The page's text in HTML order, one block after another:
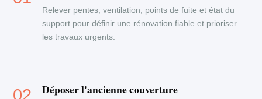
Relever pentes, ventilation, points de fuite et état du
support pour définir une rénovation fiable et prioriser
les travaux urgents.
Déposer l'ancienne couverture